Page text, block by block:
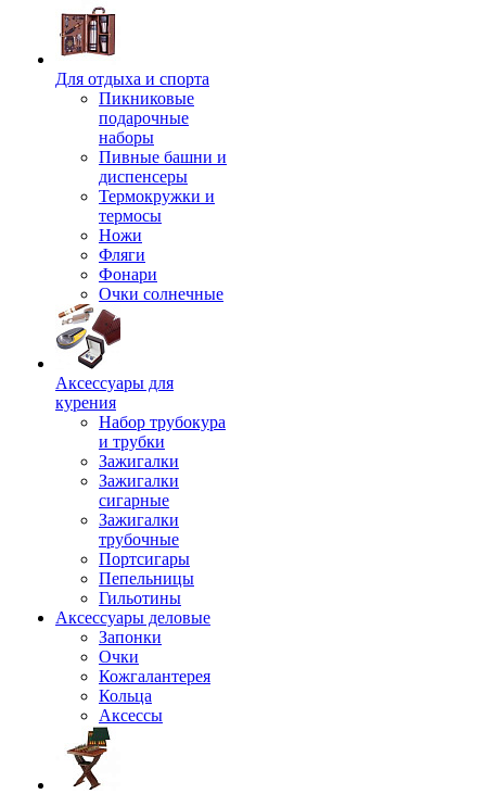
Для отдыха и спорта
Пикниковые
подарочные
наборы
Пивные башни и
диспенсеры
Термокружки и
термосы
Ножи
Фляги
Фонари
Очки солнечные
Аксессуары для
курения
Набор трубокура
и трубки
Зажигалки
Зажигалки
сигарные
Зажигалки
трубочные
Портсигары
Пепельницы
Гильотины
Аксессуары деловые
Запонки
Очки
Кожгалантерея
Кольца
Аксессы